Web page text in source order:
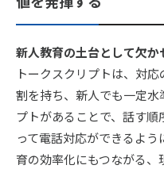
新人教育の土台として欠か
トークスクリプトは、対
割を持ち、新人でも一定水
プトがあることで、話す
って電話対応ができるよ
育の効率化にもつながる、